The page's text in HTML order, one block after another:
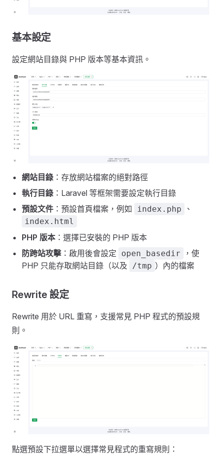
基本設定
設定網站目錄與 PHP 版本等基本資訊。
網站目錄 ：存放網站檔案的絕對路徑
執行目錄 ：Laravel 等框架需要設定執行目錄
預設文件 ：預設首頁檔案，例如 index.php 、
index.html
PHP 版本 ：選擇已安裝的 PHP 版本
防跨站攻擊：啟用後會設定 open_basedir
，使
PHP 只能存取網站目錄（以及
/tmp ）內的檔案
Rewrite 設定
Rewrite 用於 URL 重寫，支援常見 PHP 程式的預設規
則。
點選預設下拉選單以選擇常見程式的重寫規則：